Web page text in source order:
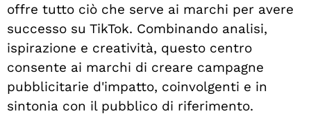
offre tutto ciò che serve ai marchi per avere
successo su TikTok. Combinando analisi,
ispirazione e creatività, questo centro
consente ai marchi di creare campagne
pubblicitarie d'impatto, coinvolgenti e in
sintonia con il pubblico di riferimento.